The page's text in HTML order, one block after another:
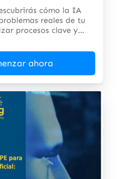
cómo la IA
reales de tu
procesos clave y
ahora